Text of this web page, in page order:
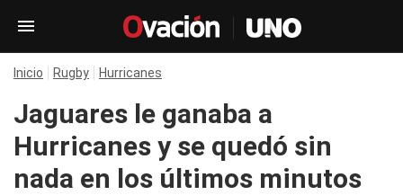
Inicio Rugby Hurricanes
Jaguares le ganaba a
Hurricanes y se quedó sin
nada en los últimos minutos